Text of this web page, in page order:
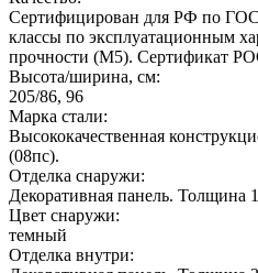
Сертифицирован для РФ по
классы по эксплуатационным
прочности (М5). Сертификат
Высота/ширина, см:
205/86, 96
Марка стали:
Высококачественная
(08пс).
Отделка снаружи:
Декоративная панель. Толщина
Цвет снаружи:
темный
Отделка внутри: